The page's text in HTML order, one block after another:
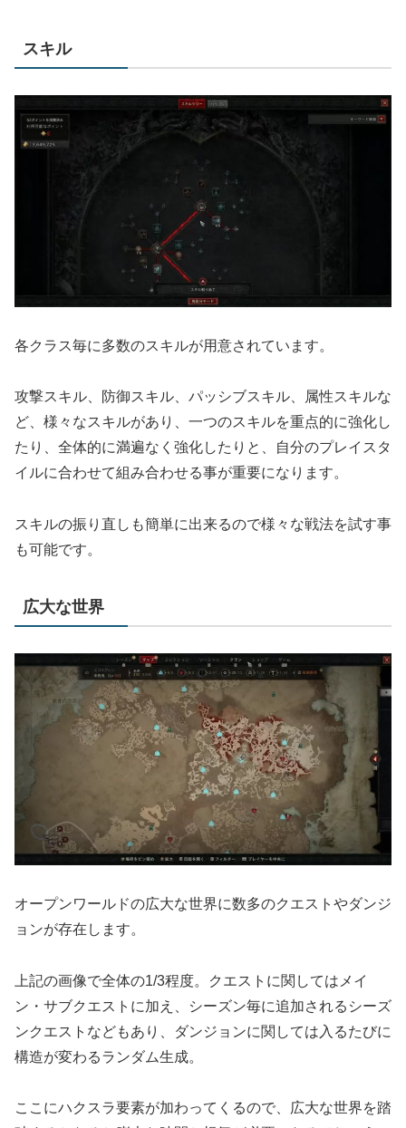
スキル
各クラス毎に多数のスキルが用意されています。
攻撃スキル、防御スキル、パッシブスキル、属性スキルな
ど、様々なスキルがあり、一つのスキルを重点的に強化し
たり、全体的に満遍なく強化したりと、自分のプレイスタ
イルに合わせて組み合わせる事が重要になります。
スキルの振り直しも簡単に出来るので様々な戦法を試す事
も可能です。
広大な世界
オープンワールドの広大な世界に数多のクエストやダンジ
ョンが存在します。
上記の画像で全体の1/3程度。クエストに関してはメイ
ン・サブクエストに加え、シーズン毎に追加されるシーズ
ンクエストなどもあり、ダンジョンに関しては入るたびに
構造が変わるランダム生成。
ここにハクスラ要素が加わってくるので、広大な世界を踏